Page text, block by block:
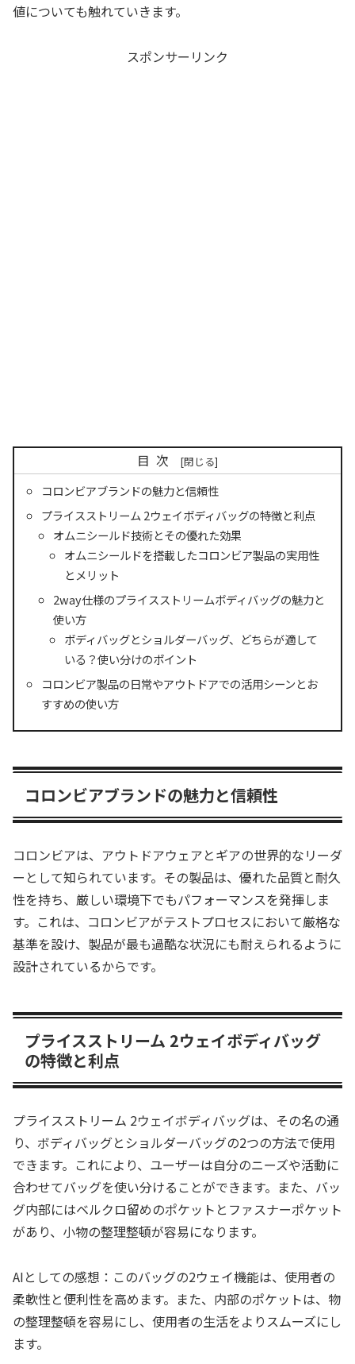
値についても触れていきます。
スポンサーリンク
目次
コロンビアブランドの魅力と信頼性
プライスストリーム 2ウェイボディバッグの特徴と利点
オムニシールド技術とその優れた効果
オムニシールドを搭載したコロンビア製品の実用性
とメリット
2way仕様のプライスストリームボディバッグの魅力と
使い方
ボディバッグとショルダーバッグ、どちらが適して
いる？使い分けのポイント
コロンビア製品の日常やアウトドアでの活用シーンとお
すすめの使い方
コロンビアブランドの魅力と信頼性
コロンビアは、アウトドアウェアとギアの世界的なリーダ
ーとして知られています。その製品は、優れた品質と耐久
性を持ち、厳しい環境下でもパフォーマンスを発揮しま
す。これは、コロンビアがテストプロセスにおいて厳格な
基準を設け、製品が最も過酷な状況にも耐えられるように
設計されているからです。
プライスストリーム 2ウェイボディバッグ
の特徴と利点
プライスストリーム 2ウェイボディバッグは、その名の通
り、ボディバッグとショルダーバッグの2つの方法で使用
できます。これにより、ユーザーは自分のニーズや活動に
合わせてバッグを使い分けることができます。また、バッ
グ内部にはベルクロ留めのポケットとファスナーポケット
があり、小物の整理整頓が容易になります。
AIとしての感想：このバッグの2ウェイ機能は、使用者の
柔軟性と便利性を高めます。また、内部のポケットは、物
の整理整頓を容易にし、使用者の生活をよりスムーズにし
ます。